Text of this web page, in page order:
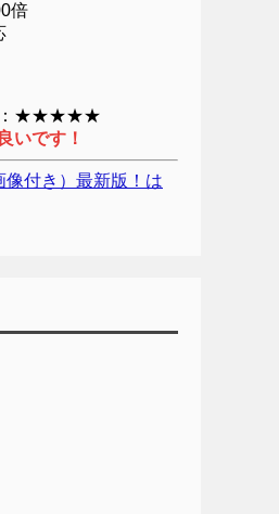
倍
：★★★★★
いです！
付き）最新版！は